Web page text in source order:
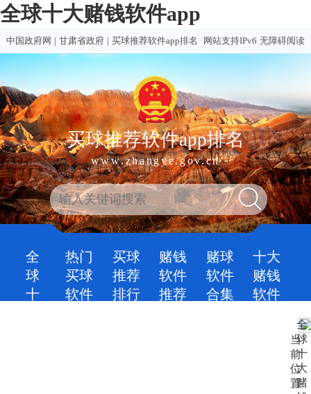
全球十大赌钱软件app
中国政府网 | 甘肃省政府 | 买球推荐软件app排名 网站支持IPv6 无障碍阅读
买球推荐软件app排名
www.zhangye.gov.cn
全
球
十
热门
买球
软件
买球
推荐
排行
赌钱
软件
推荐
赌球
软件
合集
十大
赌钱
软件
当
前
位
置
全
球
十
大
赌